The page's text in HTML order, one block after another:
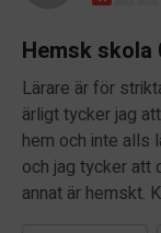
Hemsk skola
Lärare är för
ärligt tycker jag
hem och inte alls
och jag tycker att
annat är hemskt.